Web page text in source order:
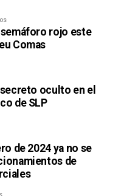
semáforo rojo este
Comas
oculto en el
de SLP
de 2024 ya no se
de